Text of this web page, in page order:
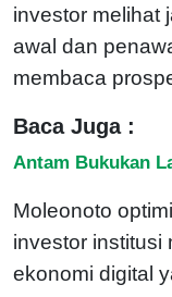
investor melihat
awal dan
membaca
Baca Juga :
Antam Bukukan
Moleonoto
investor institusi
ekonomi digital